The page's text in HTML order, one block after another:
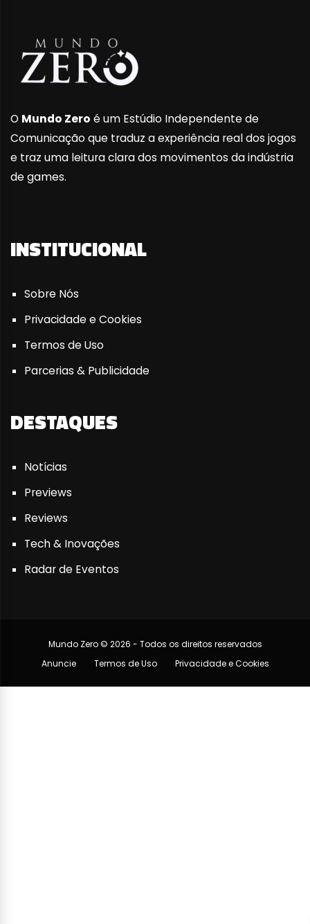
O Mundo Zero é um Estúdio Independente de
Comunicação que traduz a experiência real dos jogos
e traz uma leitura clara dos movimentos da indústria
de games.
INSTITUCIONAL
Sobre Nós
Privacidade e Cookies
Termos de Uso
Parcerias & Publicidade
DESTAQUES
Notícias
Previews
Reviews
Tech & Inovações
Radar de Eventos
Mundo Zero © 2026 - Todos os direitos reservados
Anuncie
Termos de Uso Privacidade e Cookies